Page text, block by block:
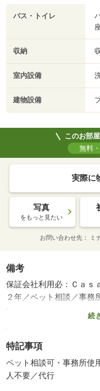
バス・トイレ
収納
室内設備
建物設備
このお部
無料
実際に
写真
をもっと見たい
お問い合わせ先 ミ
備考
保証会社利用必：Ｃａｓ
２年／ペット相談／事務
す！ペット飼育相談可で
別／陽当り良好／南向き
要／眺望良好／事務所相
洗面所にドア／ウロコ山
イオン伊達店（スーパー
続
特記事項
ペット相談可・事務所使
人不要／代行